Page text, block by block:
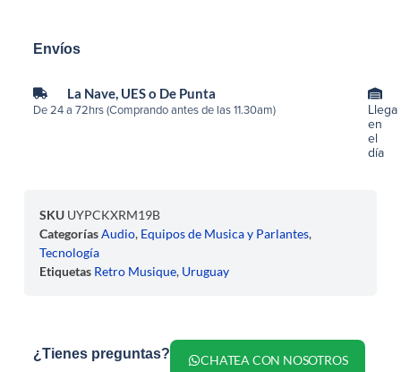
Envíos
La Nave, UES o De Punta
De 24 a 72hrs (Comprando antes de las 11.30am)
Llega
en
el
día
SKU UYPCKXRM19B
CategoríasAudio, Equipos de Musica y Parlantes,
Tecnología
Etiquetas Retro Musique, Uruguay
¿Tienes preguntas? CHATEA CON NOSOTROS